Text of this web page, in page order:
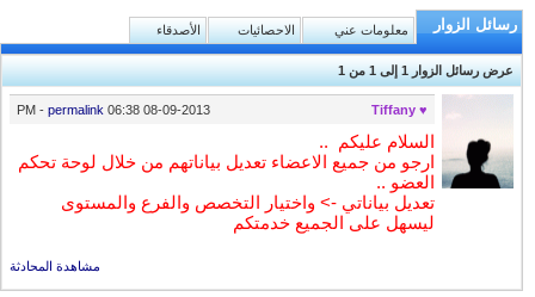
رسائل الزوار معلومات عني الاحصائيات الأصدقاء
عرض رسائل الزوار 1 إلى 1من1
08-09-2013
06:38 PM
-permalink
السلام عليكم..
ارجو من جميع الاعضاء تعديل بياناتهم من خلال لوحة تحكم
العضو ..
تعديل بياناتي -> واختيار التخصص والفرع والمستوى
ليسهل على الجميع خدمتكم
مشاهدة المحادثة